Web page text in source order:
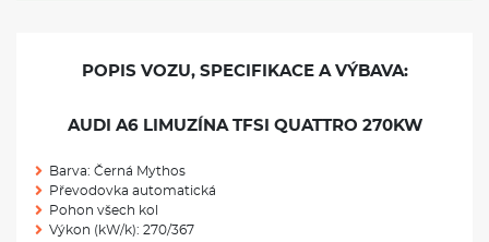
POPIS VOZU, SPECIFIKACE A VÝBAVA:
AUDI A6 LIMUZÍNA TFSI QUATTRO 270KW
Barva: Černá Mythos
Převodovka automatická
Pohon všech kol
Výkon (kW/k): 270/367